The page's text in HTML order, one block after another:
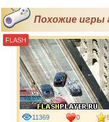
Похожие игры
11369 0
FLASH